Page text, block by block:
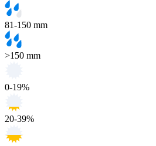
81-150 mm
>150 mm
0-19%
20-39%